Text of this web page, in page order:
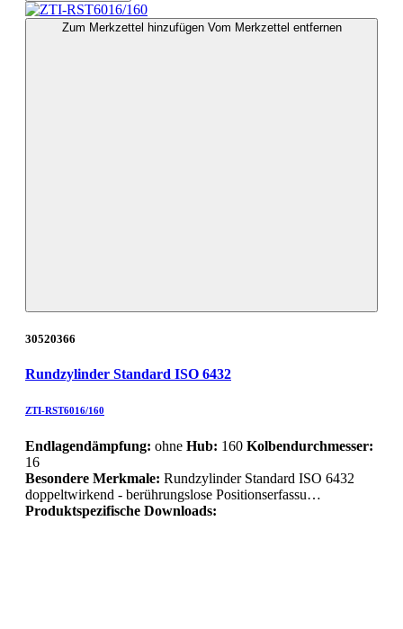
Zum Merkzettel hinzufügen Vom Merkzettel entfernen
30520366
Rundzylinder Standard ISO 6432
ZTI-RST6016/160
Endlagendämpfung: ohne Hub: 160 Kolbendurchmesser:
16
Besondere Merkmale: Rundzylinder Standard ISO 6432
doppeltwirkend - berührungslose Positionserfassu…
Produktspezifische Downloads: